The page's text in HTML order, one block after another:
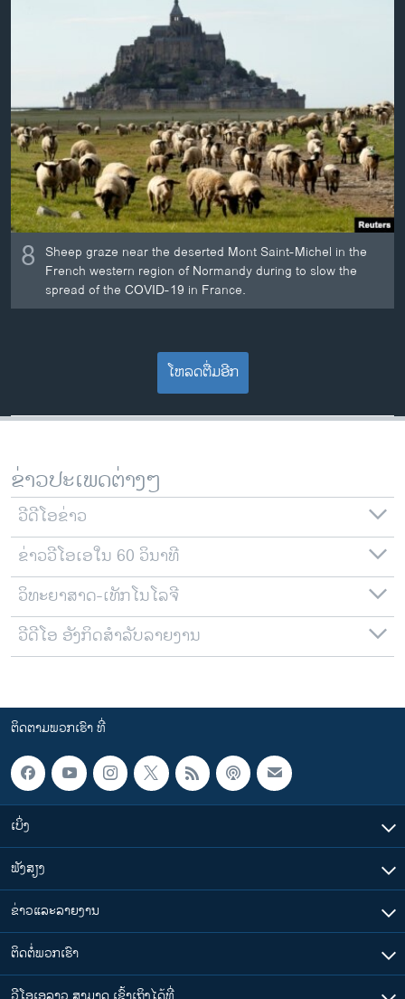
8 Sheep graze near the deserted Mont Saint-Michel in the
French western region of Normandy during to slow the
spread of the COVID-19 in France.
ໂຫລດຕື່ມອີກ
ຂ່າວປະເພດຕ່າງໆ
ວີດີໂອຂ່າວ
ຂ່າວວີໂອເອໃນ 60 ວິນາທີ
ວິທະຍາສາດ-ເທັກໂນໂລຈີ
ວີດີໂອ ອັງກິດສຳລັບລາຍງານ
ຕິດຕາມພວກເຮົາ ທີ່
ເບິ່ງ
ຟັງສຽງ
ຂ່າວແລະລາຍງານ
ຕິດຕໍ່ພວກເຮົາ